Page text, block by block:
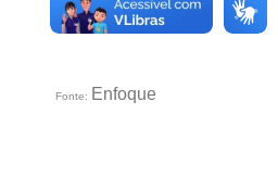
Fonte: Enfoque